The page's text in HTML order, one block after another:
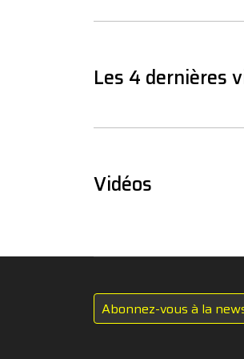
Les 4 dernières
Vidéos
Abonnez-vous à la